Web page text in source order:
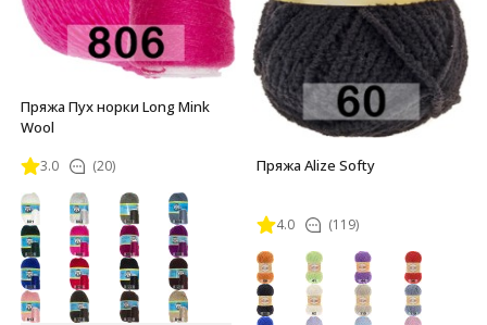
Пряжа Пух норки Long Mink
Wool
3.0 (20) Пряжа Alize Softy
4.0 (119)